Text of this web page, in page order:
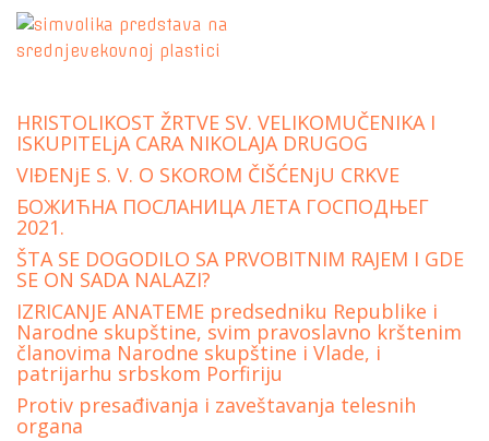
HRISTOLIKOST ŽRTVE SV. VELIKOMUČENIKA I
ISKUPITELjA CARA NIKOLAJA DRUGOG
VIĐENjE S. V. O SKOROM ČIŠĆENjU CRKVE
БОЖИЋНА ПОСЛАНИЦА ЛЕТА ГОСПОДЊЕГ
2021.
ŠTA SE DOGODILO SA PRVOBITNIM RAJEM I GDE
SE ON SADA NALAZI?
IZRICANJE ANATEME predsedniku Republike i
Narodne skupštine, svim pravoslavno krštenim
članovima Narodne skupštine i Vlade, i
patrijarhu srbskom Porfiriju
Protiv presađivanja i zaveštavanja telesnih
organa